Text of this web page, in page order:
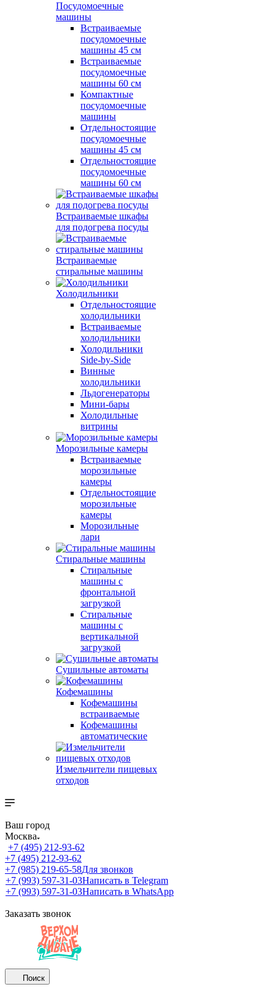
Посудомоечные
машины
Встраиваемые
посудомоечные
машины 45 см
Встраиваемые
посудомоечные
машины 60 см
Компактные
посудомоечные
машины
Отдельностоящие
посудомоечные
машины 45 см
Отдельностоящие
посудомоечные
машины 60 см
Встраиваемые шкафы
для подогрева посуды
Встраиваемые
стиральные машины
Холодильники
Отдельностоящие
холодильники
Встраиваемые
холодильники
Холодильники
Side-by-Side
Винные
холодильники
Льдогенераторы
Мини-бары
Холодильные
витрины
Морозильные камеры
Встраиваемые
морозильные
камеры
Отдельностоящие
морозильные
камеры
Морозильные
лари
Стиральные машины
Стиральные
машины с
фронтальной
загрузкой
Стиральные
машины с
вертикальной
загрузкой
Сушильные автоматы
Кофемашины
Кофемашины
встраиваемые
Кофемашины
автоматические
Измельчители пищевых
отходов
Ваш город
Москва
+7 (495) 212-93-62
+7 (495) 212-93-62
+7 (985) 219-65-58Для звонков
+7 (993) 597-31-03Написать в Telegram
+7 (993) 597-31-03Написать в WhatsApp
Заказать звонок
Поиск